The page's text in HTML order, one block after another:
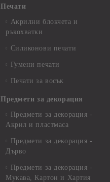
Печати
Акрилни блокчета и
ръкохватки
Силиконови печати
Гумени печати
Печати за восък
Предмети за декорация
Предмети за декорация -
Акрил и пластмаса
Предмети за декорация -
Дърво
Предмети за декорация -
Мукава, Картон и Хартия